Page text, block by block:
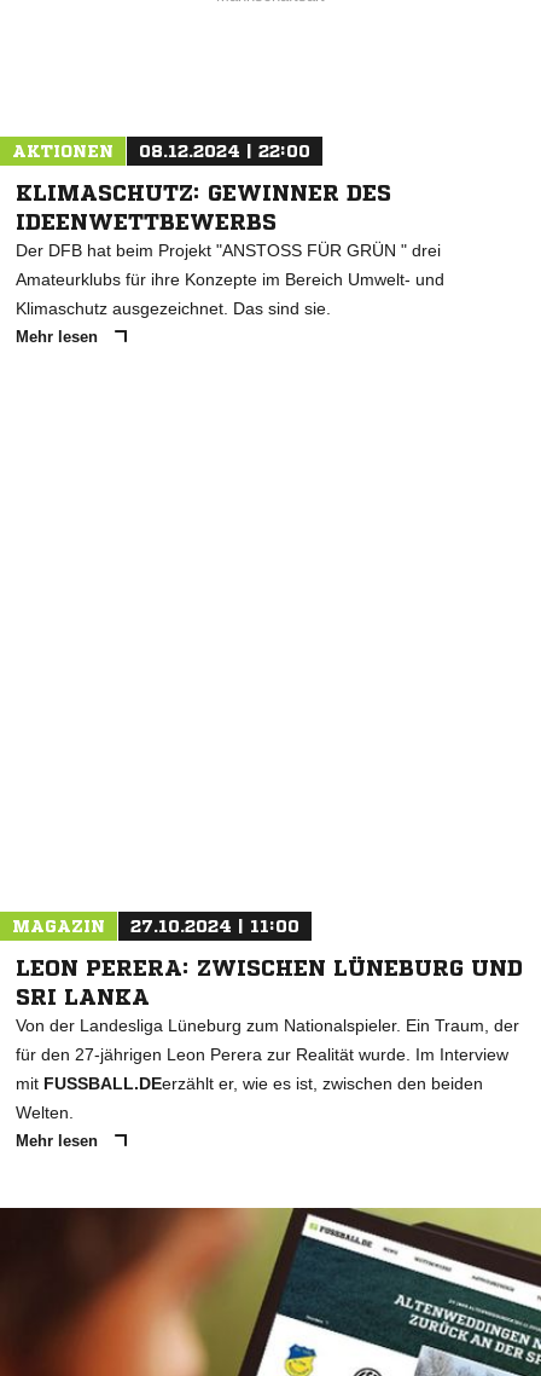
AKTIONEN 08.12.2024 | 22:00
KLIMASCHUTZ: GEWINNER DES
IDEENWETTBEWERBS
Der DFB hat beim Projekt "ANSTOSS FÜR GRÜN " drei
Amateurklubs für ihre Konzepte im Bereich Umwelt- und
Klimaschutz ausgezeichnet. Das sind sie.
Mehr lesen
MAGAZIN 27.10.2024 | 11:00
LEON PERERA: ZWISCHEN LÜNEBURG UND
SRI LANKA
Von der Landesliga Lüneburg zum Nationalspieler. Ein Traum, der
für den 27-jährigen Leon Perera zur Realität wurde. Im Interview
mit FUSSBALL.DEerzählt er, wie es ist, zwischen den beiden
Welten.
Mehr lesen